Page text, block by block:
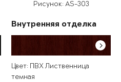
Рисунок: AS-303
Внутренняя отделка
Цвет: ПВХ Лиственница
темная